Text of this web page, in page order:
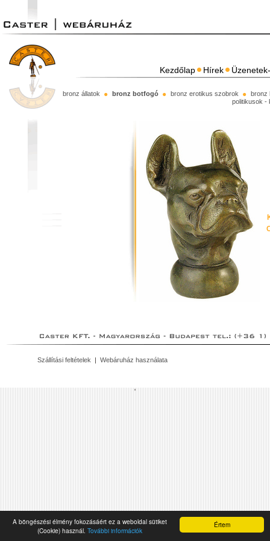
Értem
A böngészési élmény fokozásáért ez a weboldal sütiket
(Cookie) használ. További információk
Kezdőlap Hírek
bronz állatok bronz botfogó bronz erotikus szobrok
bronz
politikusok -
Szállítási feltételek | Webáruház használata
'